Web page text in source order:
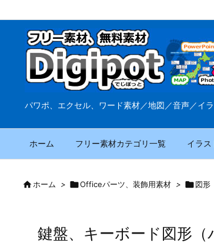
パワポ、エクセル、ワード素材／地図／音声／イ
ホーム フリー素材カテゴリ一覧 イラス
ホーム > Officeパーツ、装飾用素材 > 図形
鍵盤、キーボード図形（